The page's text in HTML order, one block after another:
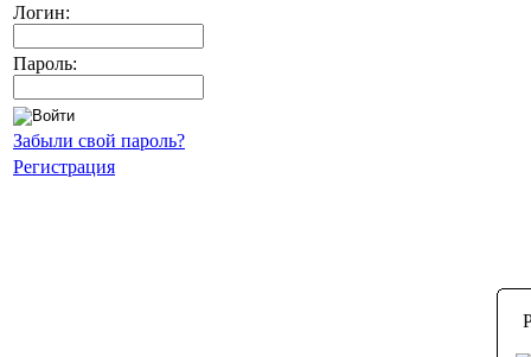
Логин:
Пароль:
Забыли свой пароль?
Регистрация